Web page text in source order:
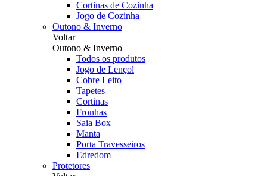
Cortinas de Cozinha
Jogo de Cozinha
Outono & Inverno
Voltar
Outono & Inverno
Todos os produtos
Jogo de Lençol
Cobre Leito
Tapetes
Cortinas
Fronhas
Saia Box
Manta
Porta Travesseiros
Edredom
Protetores